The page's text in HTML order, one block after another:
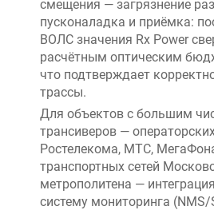
смещения — загрязнение
пусконаладка и приёмка:
ВОЛС значения Rx Power
расчётным оптическим
что подтверждает
трассы.
Для объектов с большим
трансиверов —
Ростелекома, МТС,
транспортных сетей
метрополитена —
систему мониторинга (NMS/